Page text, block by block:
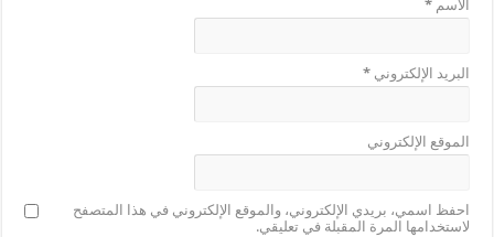
الاسم*
البريد الإلكتروني*
الموقع الإلكتروني
احفظ اسمي، بريدي الإلكتروني، والموقع الإلكتروني في هذا المتصفح
لاستخدامها المرة المقبلة في تعليقي.